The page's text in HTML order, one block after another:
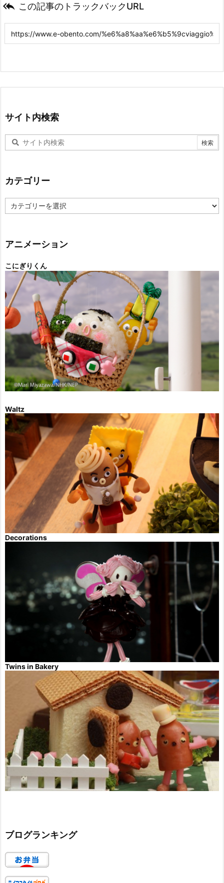
 この記事のトラックバックURL
サイト内検索
カテゴリー
テ
ー
アニメーション
こにぎりくん
Waltz
Decorations
Twins in Bakery
ブログランキング